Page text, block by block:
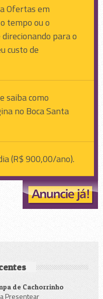
Ofertas em
tempo ou o
para o
custo de
saiba como
no Boca Santa
(R$ 900,00/ano).
de Cachorrinho
Presentear